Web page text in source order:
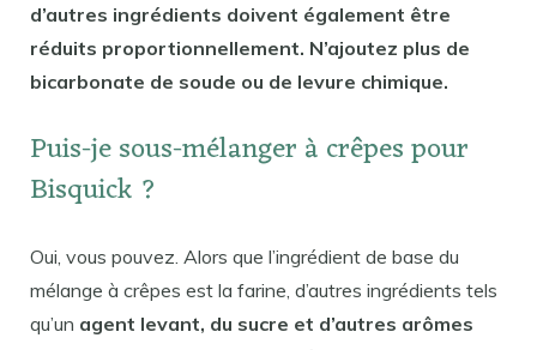
d’autres ingrédients doivent également être
réduits proportionnellement. N’ajoutez plus de
bicarbonate de soude ou de levure chimique.
Puis-je sous-mélanger à crêpes pour
Bisquick ?
Oui, vous pouvez. Alors que l’ingrédient de base du
mélange à crêpes est la farine, d’autres ingrédients tels
qu’un agent levant, du sucre et d’autres arômes